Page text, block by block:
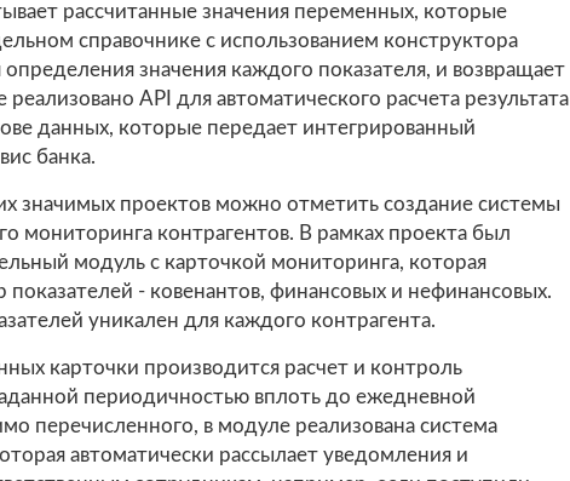
рассчитанные значения переменных, которые
справочнике с использованием конструктора
значения каждого показателя, и возвращает
реализовано API для автоматического расчета результата
данных, которые передает интегрированный
банка.
значимых проектов можно отметить создание системы
мониторинга контрагентов. В рамках проекта был
модуль с карточкой мониторинга, которая
- ковенантов, финансовых и нефинансовых.
уникален для каждого контрагента.
карточки производится расчет и контроль
периодичностью вплоть до ежедневной
перечисленного, в модуле реализована система
автоматически рассылает уведомления и